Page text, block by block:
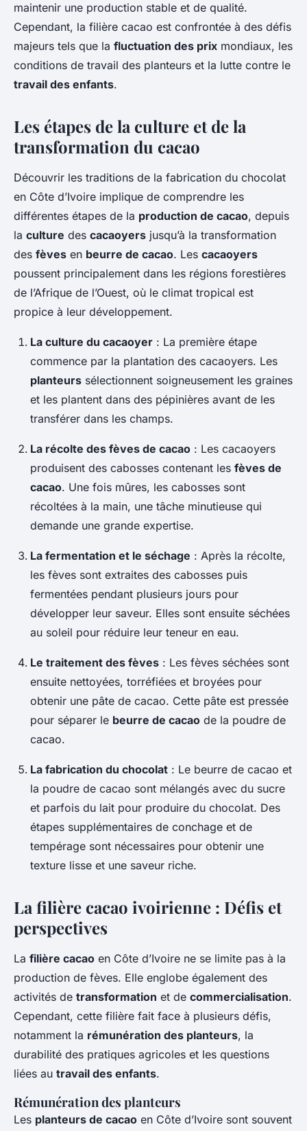
maintenir une production stable et de qualité.
Cependant, la filière cacao est confrontée à des défis
majeurs tels que la fluctuation des prix mondiaux, les
conditions de travail des planteurs et la lutte contre le
travail des enfants.
Les étapes de la culture et de la
transformation du cacao
Découvrir les traditions de la fabrication du chocolat
en Côte d’Ivoire implique de comprendre les
différentes étapes de la production de cacao, depuis
la culture des cacaoyers jusqu’à la transformation
des fèves en beurre de cacao. Les cacaoyers
poussent principalement dans les régions forestières
de l’Afrique de l’Ouest, où le climat tropical est
propice à leur développement.
La culture du cacaoyer : La première étape
commence par la plantation des cacaoyers. Les
planteurs sélectionnent soigneusement les graines
et les plantent dans des pépinières avant de les
transférer dans les champs.
La récolte des fèves de cacao : Les cacaoyers
produisent des cabosses contenant les fèves de
cacao. Une fois mûres, les cabosses sont
récoltées à la main, une tâche minutieuse qui
demande une grande expertise.
La fermentation et le séchage : Après la récolte,
les fèves sont extraites des cabosses puis
fermentées pendant plusieurs jours pour
développer leur saveur. Elles sont ensuite séchées
au soleil pour réduire leur teneur en eau.
Le traitement des fèves : Les fèves séchées sont
ensuite nettoyées, torréfiées et broyées pour
obtenir une pâte de cacao. Cette pâte est pressée
pour séparer le beurre de cacao de la poudre de
cacao.
La fabrication du chocolat : Le beurre de cacao et
la poudre de cacao sont mélangés avec du sucre
et parfois du lait pour produire du chocolat. Des
étapes supplémentaires de conchage et de
tempérage sont nécessaires pour obtenir une
texture lisse et une saveur riche.
La filière cacao ivoirienne : Défis et
perspectives
La filière cacao en Côte d’Ivoire ne se limite pas à la
production de fèves. Elle englobe également des
activités de transformation et de commercialisation.
Cependant, cette filière fait face à plusieurs défis,
notamment la rémunération des planteurs, la
durabilité des pratiques agricoles et les questions
liées au travail des enfants.
Rémunération des planteurs
Les planteurs de cacao en Côte d’Ivoire sont souvent